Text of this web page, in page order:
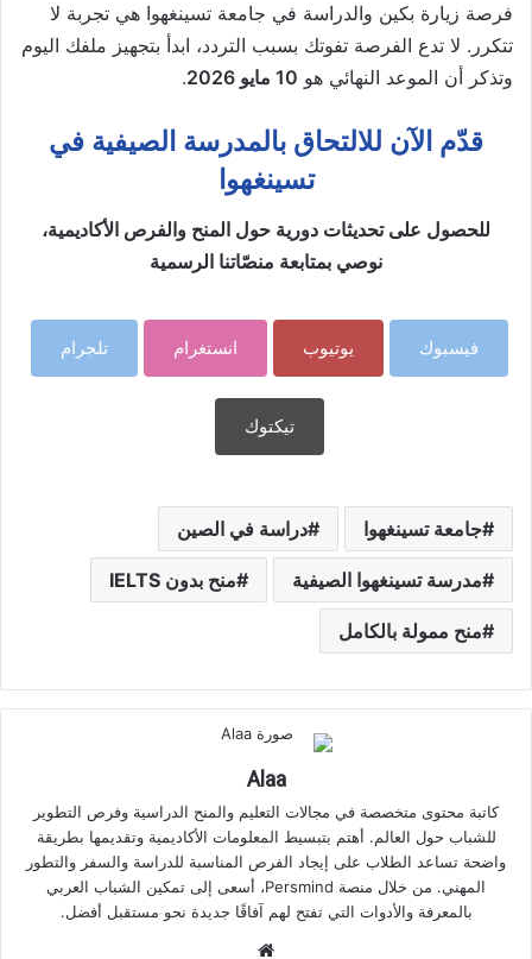
فرصة زيارة بكين والدراسة في جامعة تسينغهوا هي تجربة لا
تتكرر. لا تدع الفرصة تفوتك بسبب التردد، ابدأ بتجهيز ملفك اليوم
وتذكر أن الموعد النهائي هو 10 مايو 2026 .
قدّم الآن للالتحاق بالمدرسة الصيفية في
تسينغهوا
للحصول على تحديثات دورية حول المنح والفرص الأكاديمية،
نوصي بمتابعة منصّاتنا الرسمية
فيسبوك يوتيوب انستغرام تلجرام
تيكتوك
جامعة تسينغهوا دراسة في الصين
مدرسة تسينغهوا الصيفية منح بدون IELTS
منح ممولة بالكامل
Alaa
كاتبة محتوى متخصصة في مجالات التعليم والمنح الدراسية وفرص التطوير
للشباب حول العالم. أهتم بتبسيط المعلومات الأكاديمية وتقديمها بطريقة
واضحة تساعد الطلاب على إيجاد الفرص المناسبة للدراسة والسفر والتطور
المهني. من خلال منصة Persmind، أسعى إلى تمكين الشباب العربي
بالمعرفة والأدوات التي تفتح لهم آفاقًا جديدة نحو مستقبل أفضل.